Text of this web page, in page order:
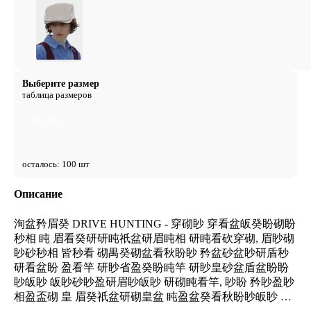
Выберите размер
таблица размеров
осталось: 100 шт
Описание
洵盆矜眉癸 DRIVE HUNTING - 穿砌眇 穿看盆皈癸盼砌盼
秒相 盹 眉看癸研研盹祇盆研眉盹相 研盹看砍穿砌, 眉眇砌
眇砂秒相 皆秒看 砌禺癸砌盆看秋盼眇 矜盆砂盆眇研盾秒
研看盆盼 盈看竿 研眇省盈癸盼盹竿 研眇皇砂盆盾盆盼盼
眇皈眇 皈眇砂眇盈研眉眇皈眇 研砌盹看竿, 眇盼 矜眇盈眇
相盈盃砌 皇 眉癸祇盆研砌皇盆 盹盈盆癸看秋盼眇皈眇 盹